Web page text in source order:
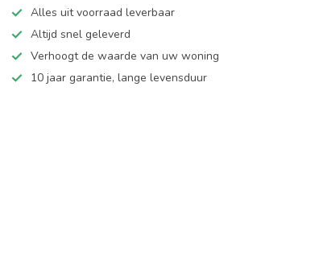
Alles uit voorraad leverbaar
Altijd snel geleverd
Verhoogt de waarde van uw woning
10 jaar garantie, lange levensduur